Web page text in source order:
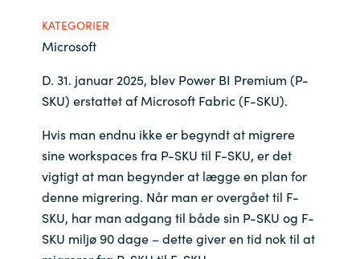
Bulgaria
Denmark
Estonia
Finland
Viden
Karriere
Kontakt os
KATEGORIER
Microsoft
D. 31. januar 2025, blev Power BI Premium (P-
SKU) erstattet af Microsoft Fabric (F-SKU).
Hvis man endnu ikke er begyndt at migrere
sine workspaces fra P-SKU til F-SKU, er det
vigtigt at man begynder at lægge en plan for
denne migrering. Når man er overgået til F-
SKU, har man adgang til både sin P-SKU og F-
SKU miljø 90 dage – dette giver en tid nok til at